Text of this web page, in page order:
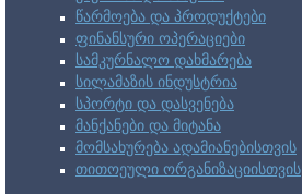
წარმოება და პროდუქტები
ფინანსური ოპერაციები
სამკურნალო დახმარება
სილამაზის ინდუსტრია
სპორტი და დასვენება
მანქანები და მიტანა
მომსახურება ადამიანებისთვის
თითოეული ორგანიზაციისთვის